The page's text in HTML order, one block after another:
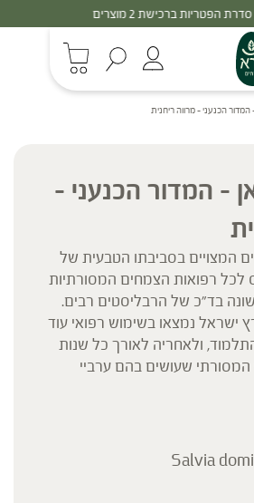
הכנעני – מרווה ריחנית
– המדור הכנעני –
המצויים בסביבתו הטבעית של
רפואות הצמחים המסורתיות
בד"כ של הרבליסטים רבים.
נמצאו בשימוש רפואי עוד
ולאחריה לאורך כל שנות
המסורתי שעושים בהם ערביי